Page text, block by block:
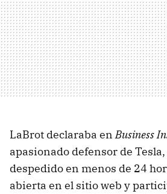
LaBrot declaraba enBusiness
apasionado defensor de
despedido en menos de 24
abierta en el sitio web y